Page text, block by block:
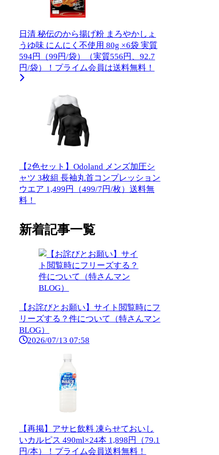
日清 秘伝のから揚げ粉 まろやかしょ
うゆ味 にんにく不使用 80g ×6袋 実質
594円（99円/袋）（実質556円、92.7
円/袋）！プライム会員は送料無料！
【2色セット】Odoland メンズ加圧シ
ャツ 3枚組 長袖丸首コンプレッション
ウエア 1,499円（499/7円/枚）送料無
料！
新着記事一覧
【お詫びとお願い】サイト閲覧時にフ
リーズする？件について（特さんマン
BLOG）
2026/07/13 07:58
【再掲】アサヒ飲料 凍らせておいし
いカルピス 490ml×24本 1,898円（79.1
円/本）！プライム会員送料無料！